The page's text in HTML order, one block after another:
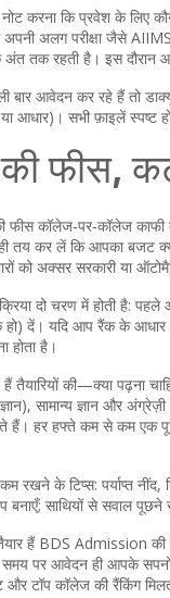
करना कि प्रवेश के लिए
अपनी अलग परीक्षा जैसे
अंत तक रहती है। इस दौरान
बार आवेदन कर रहे हैं तो
आधार)। सभी फ़ाइलें स्पष्ट
की फीस,
फीस कॉलेज‑पर‑कॉलेज
तय कर लें कि आपका बजट
को अक्सर सरकारी या
दो चरण में होती है: पहले
दें। यदि आप रैंक के आधार
होता है।
तैयारियों की—क्या पढ़ना
सामान्य ज्ञान और
हर हफ्ते कम से कम एक
रखने के टिप्स: पर्याप्त नींद,
बनाएँ; साथियों से सवाल पूछने
हैं BDS Admission की
समय पर आवेदन ही आपके
टॉप कॉलेज की रैंकिंग